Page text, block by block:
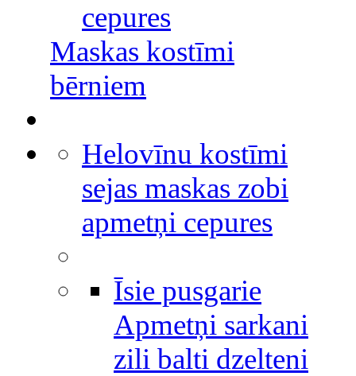
cepures
Maskas kostīmi
bērniem
Helovīnu kostīmi
sejas maskas zobi
apmetņi cepures
Īsie pusgarie
Apmetņi sarkani
zili balti dzelteni